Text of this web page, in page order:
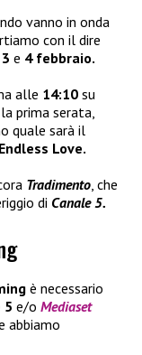
vanno in onda
con il dire
3 e 4 febbraio.
alle 14:10 su
prima serata,
quale sarà il
Love.
Tradimento, che
di Canale 5.
è necessario
5 e/o Mediaset
abbiamo